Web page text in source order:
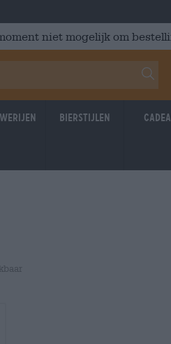
niet mogelijk om
Bierstijlen